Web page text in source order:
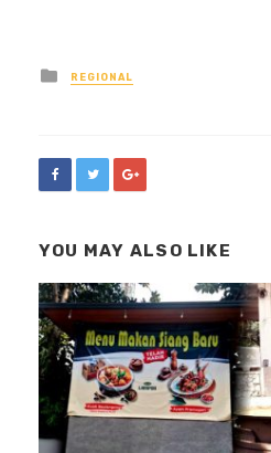
Posted
in
REGIONAL
YOU MAY ALSO LIKE